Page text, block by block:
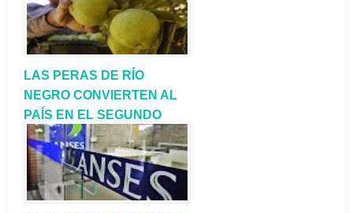
LAS PERAS DE RÍO
NEGRO CONVIERTEN AL
PAÍS EN EL SEGUNDO
EXPORTADOR A NIVEL
MUNDIAL